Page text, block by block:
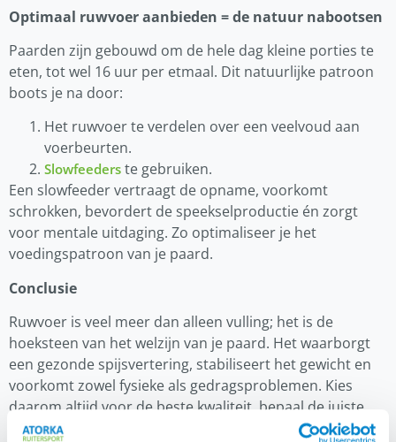
Optimaal ruwvoer aanbieden = de natuur nabootsen
Paarden zijn gebouwd om de hele dag kleine porties te
eten, tot wel 16 uur per etmaal. Dit natuurlijke patroon
boots je na door:
Het ruwvoer te verdelen over een veelvoud aan
voerbeurten.
Slowfeeders te gebruiken.
Een slowfeeder vertraagt de opname, voorkomt
schrokken, bevordert de speekselproductie én zorgt
voor mentale uitdaging. Zo optimaliseer je het
voedingspatroon van je paard.
Conclusie
Ruwvoer is veel meer dan alleen vulling; het is de
hoeksteen van het welzijn van je paard. Het waarborgt
een gezonde spijsvertering, stabiliseert het gewicht en
voorkomt zowel fysieke als gedragsproblemen. Kies
daarom altijd voor de beste kwaliteit, bepaal de juiste
hoeveelheid op basis van analyse en benut slimme